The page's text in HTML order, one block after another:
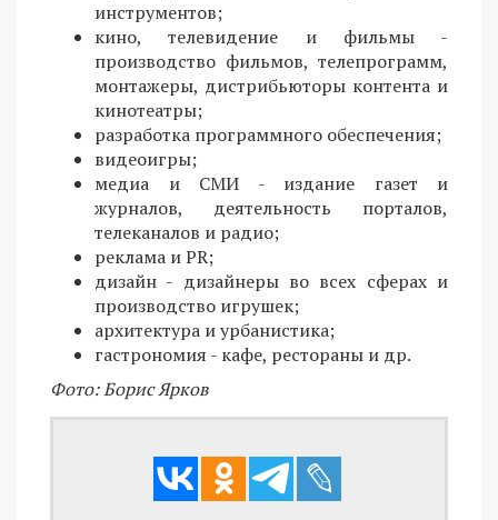
инструментов;
кино, телевидение и фильмы -
производство фильмов, телепрограмм,
монтажеры, дистрибьюторы контента и
кинотеатры;
разработка программного обеспечения;
видеоигры;
медиа и СМИ - издание газет и
журналов, деятельность порталов,
телеканалов и радио;
реклама и PR;
дизайн - дизайнеры во всех сферах и
производство игрушек;
архитектура и урбанистика;
гастрономия - кафе, рестораны и др.
Фото: Борис Ярков